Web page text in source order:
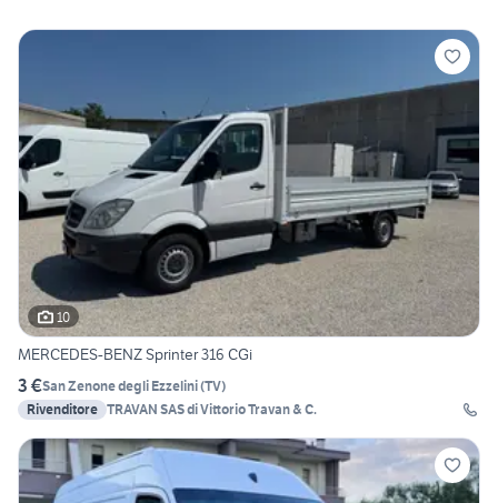
10
MERCEDES-BENZ Sprinter 316 CGi
3 €San Zenone degli Ezzelini(TV)
Rivenditore TRAVAN SAS di Vittorio Travan & C.